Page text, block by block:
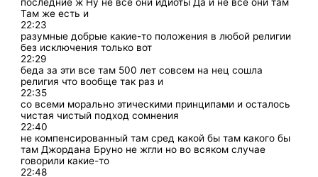
последние ж Ну не все они идиоты Да и не все они там
Там же есть и
22:23
разумные добрые какие-то положения в любой религии
без исключения только вот
22:29
беда за эти все там 500 лет совсем на нец сошла
религия что вообще так раз и
22:35
со всеми морально этическими принципами и осталось
чистая чистый подход сомнения
22:40
не компенсированный там сред какой бы там какого бы
там Джордана Бруно не жгли но во всяком случае
говорили какие-то
22:48